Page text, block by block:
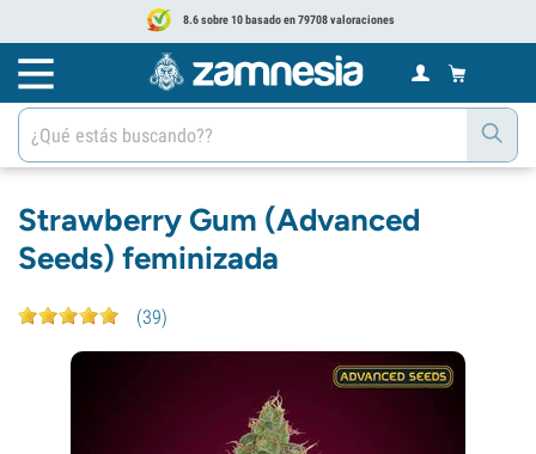
8.6 sobre 10 basado en 79708 valoraciones
Strawberry Gum (Advanced
Seeds) feminizada
(39)